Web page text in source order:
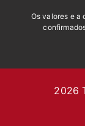
Os valores e a
2026